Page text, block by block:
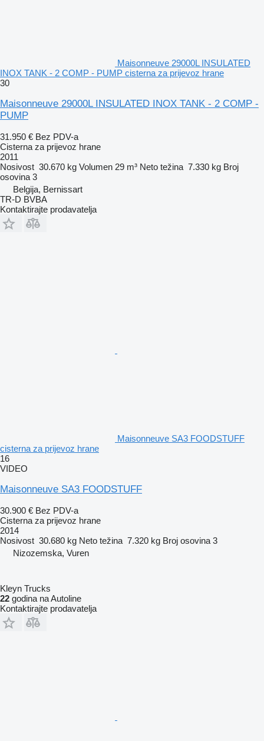
Maisonneuve 29000L INSULATED
INOX TANK - 2 COMP - PUMP cisterna za prijevoz hrane
30
Maisonneuve 29000L INSULATED INOX TANK - 2 COMP -
PUMP
31.950 € Bez PDV-a
Cisterna za prijevoz hrane
2011
Nosivost 30.670 kg Volumen 29 m³ Neto težina 7.330 kg Broj
osovina 3
Belgija, Bernissart
TR-D BVBA
Kontaktirajte prodavatelja
Maisonneuve SA3 FOODSTUFF
cisterna za prijevoz hrane
16
VIDEO
Maisonneuve SA3 FOODSTUFF
30.900 € Bez PDV-a
Cisterna za prijevoz hrane
2014
Nosivost 30.680 kg Neto težina 7.320 kg Broj osovina 3
Nizozemska, Vuren
Kleyn Trucks
22 godina na Autoline
Kontaktirajte prodavatelja